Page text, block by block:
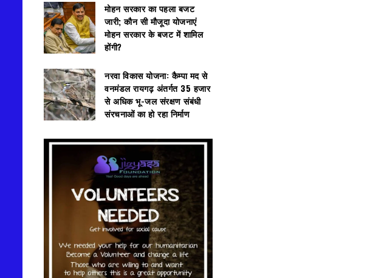
मोहन सरकार का पहला बजट
जारी; कौन सी मौजूदा योजनाएं
मोहन सरकार के बजट में शामिल
होंगी?
नरवा विकास योजना: कैम्पा मद से
वनमंडल रायगढ़ अंतर्गत 35 हजार
से अधिक भू-जल संरक्षण संबंधी
संरचनाओं का हो रहा निर्माण